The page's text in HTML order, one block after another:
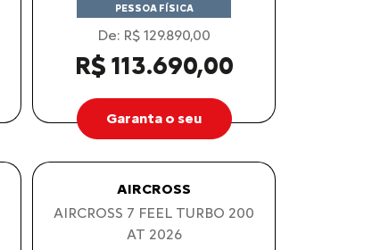
PESSOA FÍSICA
De: R$ 129.890,00
R$ 113.690,00
Garanta o seu
AIRCROSS
AIRCROSS 7 FEEL TURBO 200
AT 2026